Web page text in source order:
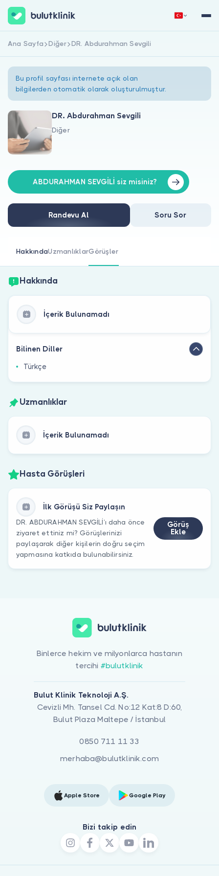
Hakkımızda
Doktorlar için
Doktor musunuz?
Hemen Kaydol Giriş Yap
Ana Sayfa Diğer DR. Abdurahman Sevgili
Bu profil sayfası internete açık olan
bilgilerden otomatik olarak oluşturulmuştur.
DR. Abdurahman Sevgili
Diğer
ABDURAHMAN SEVGİLİ siz misiniz?
Randevu Al Soru Sor
HakkındaUzmanlıklarGörüşler
Hakkında
İçerik Bulunamadı
Bilinen Diller
Türkçe
Uzmanlıklar
İçerik Bulunamadı
Hasta Görüşleri
İlk Görüşü Siz Paylaşın
DR. ABDURAHMAN SEVGİLİ’ı daha önce
ziyaret ettiniz mi? Görüşlerinizi
paylaşarak diğer kişilerin doğru seçim
yapmasına katkıda bulunabilirsiniz.
Görüş
Ekle
Binlerce hekim ve milyonlarca hastanın
tercihi #bulutklinik
Bulut Klinik Teknoloji A.Ş.
Cevizli Mh. Tansel Cd. No:12 Kat:8 D:60,
Bulut Plaza Maltepe / İstanbul
0850 711 11 33
merhaba@bulutklinik.com
Apple Store Google Play
Bizi takip edin